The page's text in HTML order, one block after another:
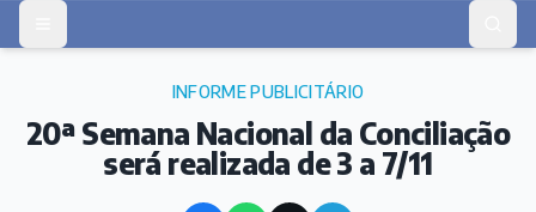
INFORME PUBLICITÁRIO
20ª Semana Nacional da Conciliação
será realizada de 3 a 7/11